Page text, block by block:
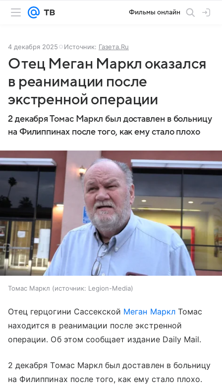
Фильмы онлайн
4 декабря 2025 Источник: Газета.Ru
Отец Меган Маркл оказался
в реанимации после
экстренной операции
2 декабря Томас Маркл был доставлен в больницу
на Филиппинах после того, как ему стало плохо
Томас Маркл источник: Legion-Media
Отец герцогини Сассекской Меган МарклТомас
находится в реанимации после экстренной
операции. Об этом сообщает издание Daily Mail.
2 декабря Томас Маркл был доставлен в больницу
на Филиппинах после того, как ему стало плохо.